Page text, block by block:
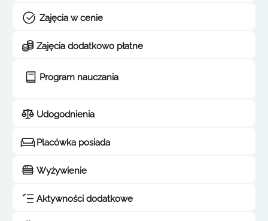
Zajęcia w cenie
Zajęcia dodatkowo płatne
Program nauczania
Udogodnienia
Placówka posiada
Wyżywienie
Aktywności dodatkowe